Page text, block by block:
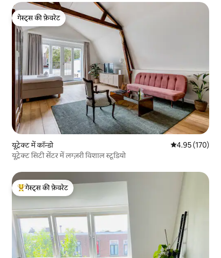
गेस्ट्स की फ़ेवरेट
गेस्ट्स की फ़ेवरेट
यूट्रेक्ट में कॉन्डो औसत रेटिंग 5 में से
4.95 (170)
यूट्रेक्ट सिटी सेंटर में लग्ज़री विशाल स्टूडियो
गेस्ट्स का टॉप फ़ेवरेट
गेस्ट्स की फ़ेवरेट